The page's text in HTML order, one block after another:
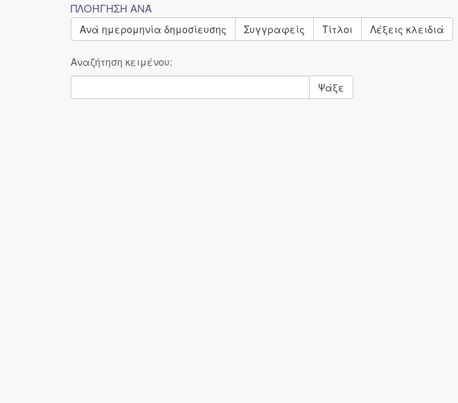
ΠΛΟΉΓΗΣΗ ΑΝΆ
Ανά ημερομηνία δημοσίευσης Συγγραφείς Τίτλοι Λέξεις κλειδιά
Αναζήτηση κειμένου:
Ψάξε